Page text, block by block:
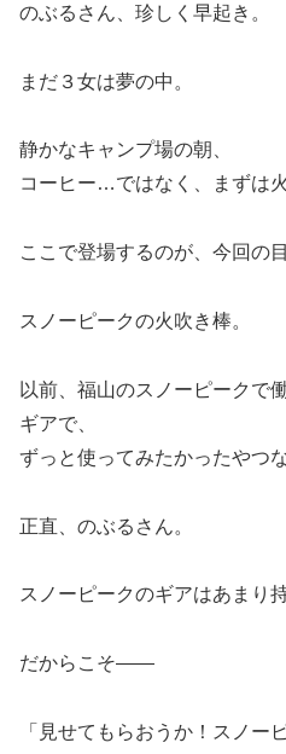
のぶるさん、珍しく早起き。
まだ３女は夢の中。
静かなキャンプ場の朝、
コーヒー…ではなく、まずは
ここで登場するのが、今回の
スノーピークの火吹き棒。
以前、福山のスノーピークで
ギアで、
ずっと使ってみたかったやつ
正直、のぶるさん。
スノーピークのギアはあまり
だからこそ——
「見せてもらおうか！スノー